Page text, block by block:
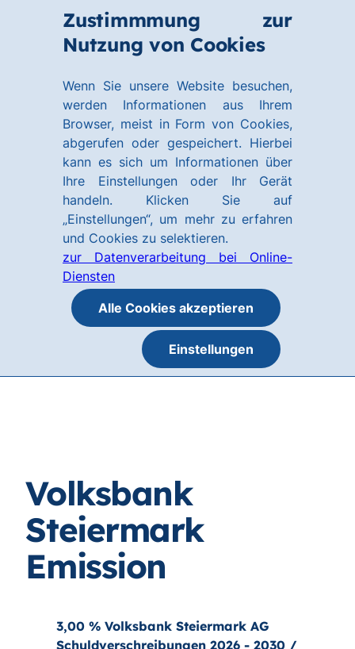
Zustimmmung zur
Nutzung von Cookies
Wenn Sie unsere Website besuchen,
werden Informationen aus Ihrem
Browser, meist in Form von Cookies,
abgerufen oder gespeichert. Hierbei
kann es sich um Informationen über
Ihre Einstellungen oder Ihr Gerät
handeln. Klicken Sie auf
„Einstellungen“, um mehr zu erfahren
und Cookies zu selektieren.
zur Datenverarbeitung bei Online-
Diensten
Alle Cookies akzeptieren
Einstellungen
Hauptinhalt
Volksbank
Steiermark
Emission
3,00 % Volksbank Steiermark AG
Schuldverschreibungen 2026 - 2030 /